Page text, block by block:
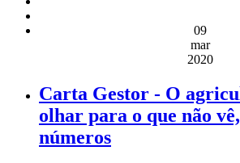
09
mar
2020
Carta Gestor - O
olhar para o que não
números